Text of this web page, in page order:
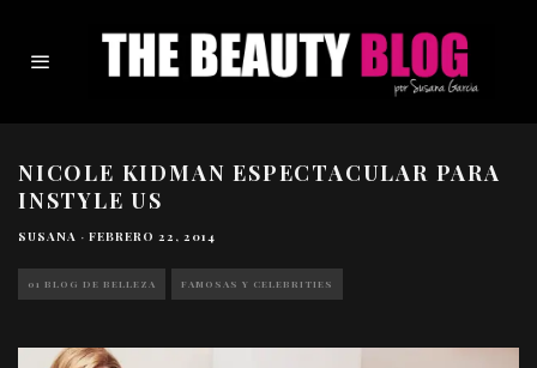
NICOLE KIDMAN ESPECTACULAR PARA
INSTYLE US
SUSANA · FEBRERO 22, 2014
01 BLOG DE BELLEZA FAMOSAS Y CELEBRITIES